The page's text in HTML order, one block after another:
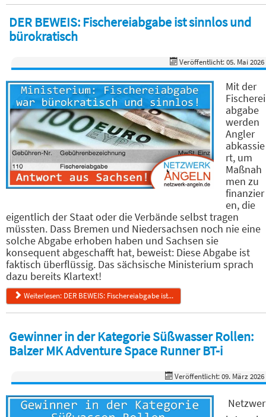
DER BEWEIS: Fischereiabgabe ist sinnlos und
bürokratisch
Veröffentlicht: 05. Mai 2026
Mit der
Fischerei
abgabe
werden
Angler
abkassie
rt, um
Maßnah
men zu
finanzier
en, die
eigentlich der Staat oder die Verbände selbst tragen
müssten. Dass Bremen und Niedersachsen noch nie eine
solche Abgabe erhoben haben und Sachsen sie
konsequent abgeschafft hat, beweist: Diese Abgabe ist
faktisch überflüssig. Das sächsische Ministerium sprach
dazu bereits Klartext!
Weiterlesen: DER BEWEIS: Fischereiabgabe ist...
Gewinner in der Kategorie Süßwasser Rollen:
Balzer MK Adventure Space Runner BT-i
Veröffentlicht: 09. März 2026
Netzwer